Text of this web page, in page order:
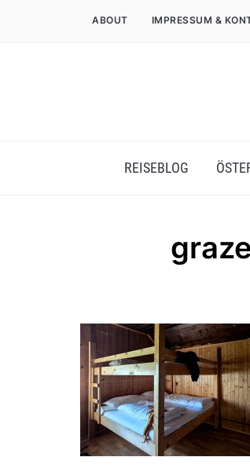
ABOUT IMPRESSUM &
REISEBLOG